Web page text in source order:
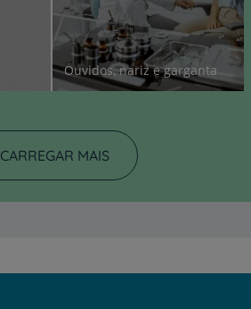
Ouvidos, nariz e garganta
CARREGAR MAIS